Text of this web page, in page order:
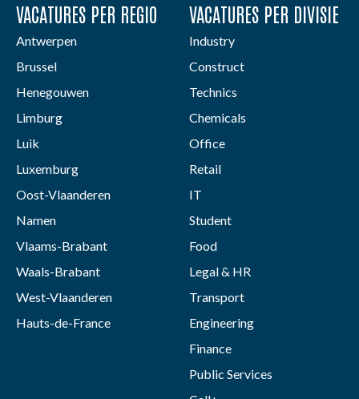
VACATURES PER REGIO
Antwerpen
Brussel
Henegouwen
Limburg
Luik
Luxemburg
Oost-Vlaanderen
Namen
Vlaams-Brabant
Waals-Brabant
West-Vlaanderen
Hauts-de-France
VACATURES PER DIVISIE
Industry
Construct
Technics
Chemicals
Office
Retail
IT
Student
Food
Legal & HR
Transport
Engineering
Finance
Public Services